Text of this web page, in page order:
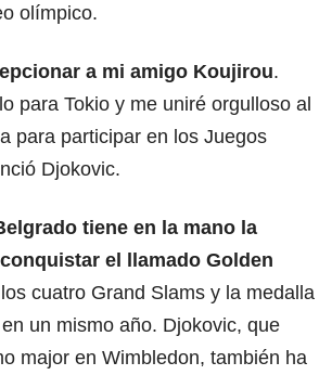
olímpico.
a mi amigo Koujirou.
para Tokio y me uniré orgulloso al
para participar en los Juegos
Djokovic.
tiene en la mano la
el llamado Golden
cuatro Grand Slams y la medalla
un mismo año. Djokovic, que
major en Wimbledon, también ha